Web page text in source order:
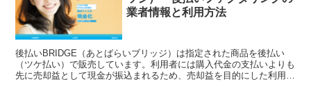
業者情報と利用方法
後払いBRIDGE（あとばらいブリッジ）は指定された商品を後払い
（ツケ払い）で販売しています。利用者には購入代金の支払いよりも
先に売却益として現金が振込まれるため、売却益を目的にした利用者